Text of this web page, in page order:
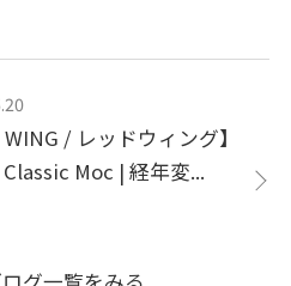
WING / レッドウィング】
Moc | 経年変...